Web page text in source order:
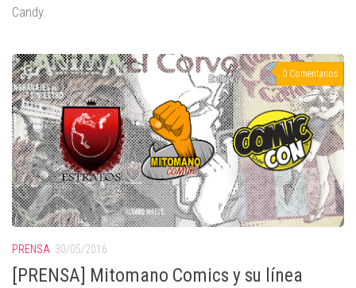
Candy.
0 Comentarios
PRENSA 30/05/2016
[PRENSA] Mitomano Comics y su línea